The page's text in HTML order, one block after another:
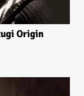
Origin